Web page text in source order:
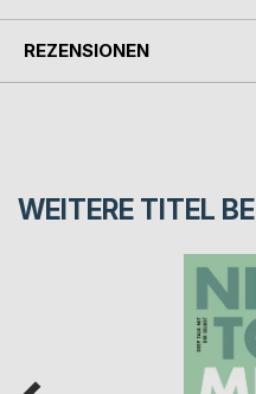
REZENSIONEN
WEITERE TITEL BEI